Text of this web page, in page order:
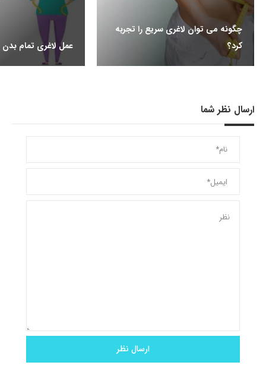
چگونه می توان لاغری سریع را تجربه
کرد؟
عمل لاغری تمام بدن
ارسال نظر شما